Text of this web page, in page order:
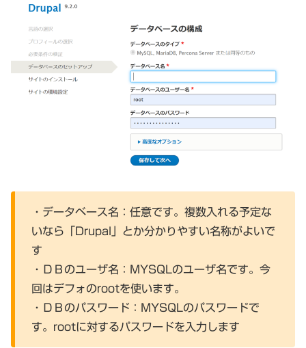
・データベース名：任意です。複数入れる予定な
いなら「Drupal」とか分かりやすい名称がよいで
す
・ＤＢのユーザ名：MYSQLのユーザ名です。今
回はデフォのrootを使います。
・ＤＢのパスワード：MYSQLのパスワードで
す。rootに対するパスワードを入力します